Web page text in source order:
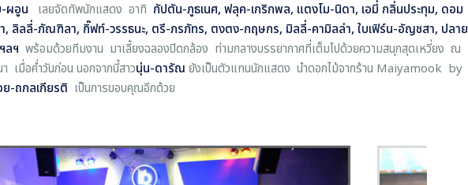
ผอูน เลยจัดทัพนักแสดง อาทิ กัปตัน-ภูธเนศ, ฟลุค-เกริกพล, แตงโม-นิดา, เอมี่ กลิ่นประทุม, ดอม
ลิลลี่-ภัณฑิลา, กิ๊ฟท์-วรรธนะ, ตรี-ภรภัทร, ตงตง-กฤษกร, มิลลี่-คามิลล่า, ใบเฟิร์น-อัญชสา, ปลาย
ลฯ พร้อมด้วยทีมงาน มาเลี้ยงฉลองปิดกล้อง ท่ามกลางบรรยากาศที่เต็มไปด้วยความสนุกสุดเหวี่ยง ณ
เมื่อค่ำวันก่อน นอกจากนี้สาวนุ่น-ดารัณ ยังเป็นตัวแทนนักแสดง นำดอกไม้จากร้าน Maiyamook by
-ถกลเกียรติ เป็นการขอบคุณอีกด้วย